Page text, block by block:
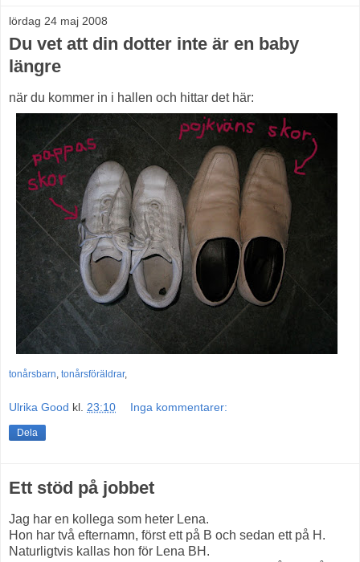
lördag 24 maj 2008
Du vet att din dotter inte är en baby
längre
när du kommer in i hallen och hittar det här:
tonårsbarn tonårsföräldrar,
Ulrika Good kl. 23:10 Inga kommentarer:
Dela
Ett stöd på jobbet
Jag har en kollega som heter Lena.
Hon har två efternamn, först ett på B och sedan ett på H.
Naturligtvis kallas hon för Lena BH.